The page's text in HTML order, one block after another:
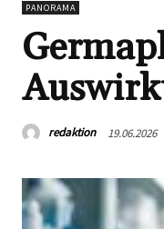
PANORAMA
redaktion 19.06.2026